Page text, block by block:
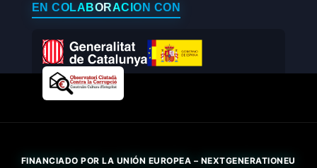
EN COLABORACIÓN CON
FINANCIADO POR LA UNIÓN EUROPEA – NEXTGENERATIONEU